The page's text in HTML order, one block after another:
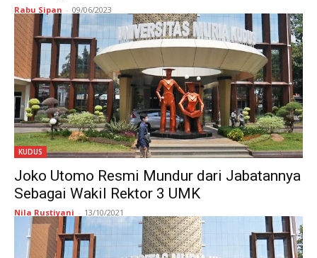
Rabu Sipan - 09/06/2023
KUDUS
Joko Utomo Resmi Mundur dari Jabatannya
Sebagai Wakil Rektor 3 UMK
Nila Rustiyani - 13/10/2021